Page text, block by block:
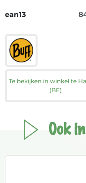
ean13
Te bekijken in winkel te
(BE)
Ook